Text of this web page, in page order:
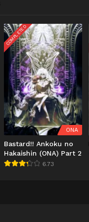
COMPLETED
ONA
Bastard!! Ankoku no
Hakaishin (ONA) Part 2
6.73